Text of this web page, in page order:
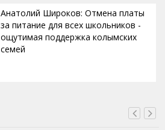
Анатолий Широков: Отмена платы
за питание для всех школьников -
ощутимая поддержка колымских
семей